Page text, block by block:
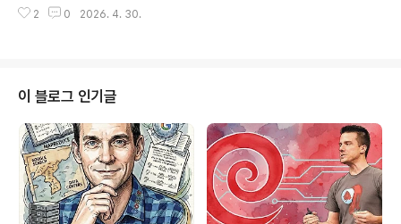
은 스포츠 뿐만 아닐 LOL, 해킹, AI, 과학퀴즈가 있습니다.
전산시스템의 결함을 찾아 해킹하고, 이를 보완하는 공수
전. 물론 비공식적인 승부죠. 카이스트측 선수는 쿠스(KU
S), 보안연구 동아리입니다. 1996년 4월 5일 새벽 KUS
대표였던 경영공학과 94학번 노정석 군은 포스텍 전자전
기, 물리학과 등 7개 컴퓨터 시스템의 보안 헛점을 이용하
여 연구원들의 연구 ..
2 0 2026. 4. 30.
이 블로그 인기글